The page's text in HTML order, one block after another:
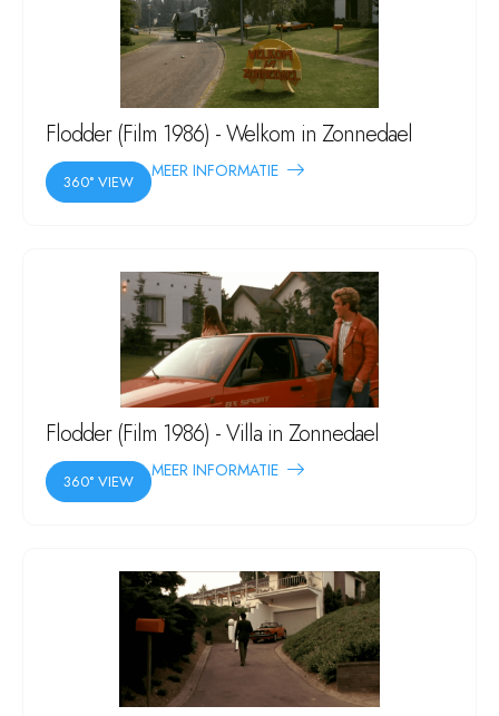
Flodder (Film 1986) - Welkom in Zonnedael
360° VIEW
MEER INFORMATIE
Flodder (Film 1986) - Villa in Zonnedael
360° VIEW
MEER INFORMATIE